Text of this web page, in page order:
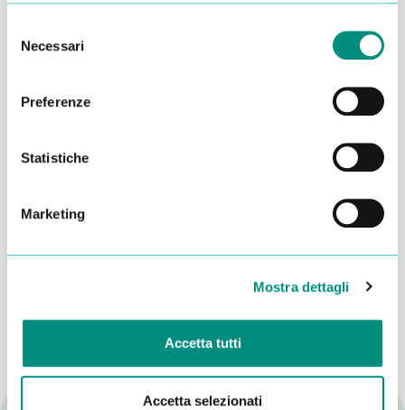
delNecessari
Preferenze
Statistiche
Marketing
Mostra dettagli
Accetta tutti
Accetta selezionati
Dichiaro di aver letto la
e acconsento al